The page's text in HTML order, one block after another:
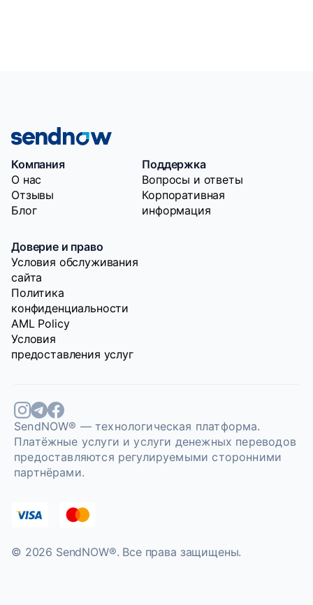
Компания
O нас
Отзывы
Блог
Поддержка
Вопросы и ответы
Корпоративная
информация
Доверие и право
Условия обслуживания
сайта
Политика
конфиденциальности
AML Policy
Условия
предоставления услуг
SendNOW® — технологическая платформа.
Платёжные услуги и услуги денежных переводов
предоставляются регулируемыми сторонними
партнёрами.
© 2026 SendNOW®. Bce права защищены.